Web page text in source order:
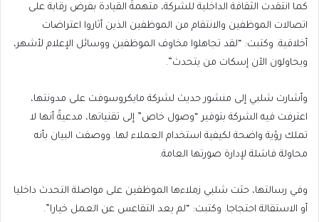
كما انتقدت الثقافة الداخلية للشركة، متهمةً القيادة بفرض رقابة على
اتصالات الموظفين والانتقام من الموظفين الذين أثاروا اعتراضات
أخلاقية. وكتبت: “لقد تجاهلوا مخاوف الموظفين ووسائل الإعلام لأشهر،
ويحاولون الآن إسكات من يتحدث”.
وأشارت شلبي إلى منشور حديث لشركة مايكروسوفت على مدونتها،
اعترفت فيه الشركة بتوفير “وصول خاص” إلى تقنياتها، مدعيةً أنها لا
تملك رؤية واضحة لكيفية استخدام العملاء لها. ووصفت البيان بأنه
محاولة فاشلة لإدارة صورتها العامة.
وفي رسالتها، حثت شلبي زملاءها الموظفين على مواصلة التحدث داخليا
أو الاستقالة احتجاجا. وكتبت: “لم يعد التقاعس عن العمل خيارا”.